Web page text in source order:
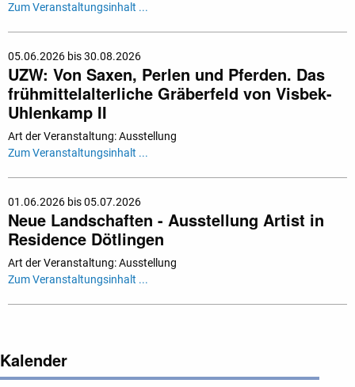
Zum Veranstaltungsinhalt ...
05.06.2026 bis 30.08.2026
UZW: Von Saxen, Perlen und Pferden. Das
frühmittelalterliche Gräberfeld von Visbek-
Uhlenkamp II
Art der Veranstaltung: Ausstellung
Zum Veranstaltungsinhalt ...
01.06.2026 bis 05.07.2026
Neue Landschaften - Ausstellung Artist in
Residence Dötlingen
Art der Veranstaltung: Ausstellung
Zum Veranstaltungsinhalt ...
Kalender